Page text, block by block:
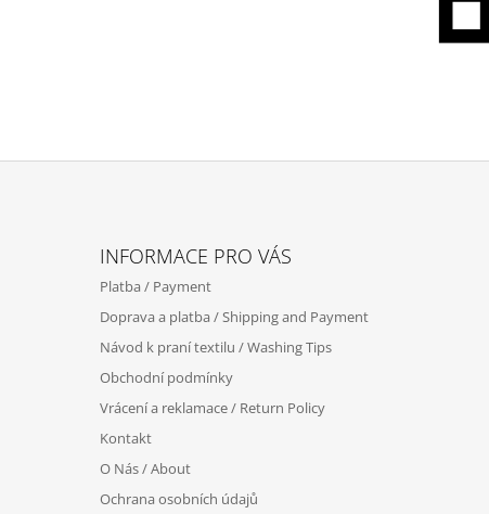
INFORMACE PRO VÁS
Platba / Payment
Doprava a platba / Shipping and Payment
Návod k praní textilu / Washing Tips
Obchodní podmínky
Vrácení a reklamace / Return Policy
Kontakt
O Nás / About
Ochrana osobních údajů